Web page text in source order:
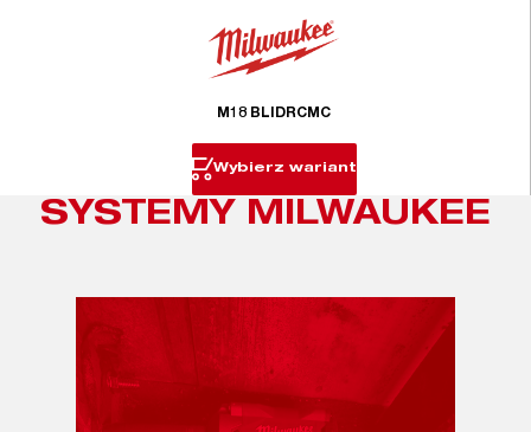
M18 BLIDRCMC
Wybierz wariant
SYSTEMY MILWAUKEE